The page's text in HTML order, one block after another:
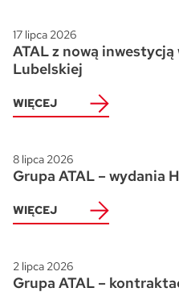
17 lipca 2026
ATAL z nową
Lubelskiej
WIĘCEJ
8 lipca 2026
Grupa ATAL – wydania
WIĘCEJ
2 lipca 2026
Grupa ATAL –